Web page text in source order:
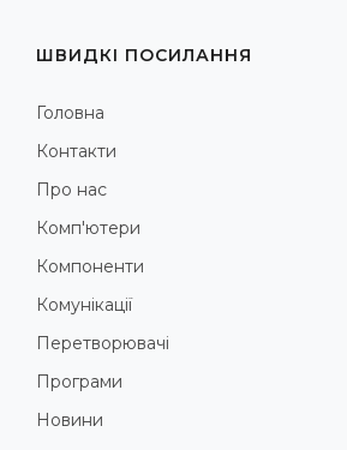
ШВИДКІ ПОСИЛАННЯ
Головна
Контакти
Про нас
Комп'ютери
Компоненти
Комунікації
Перетворювачі
Програми
Новини